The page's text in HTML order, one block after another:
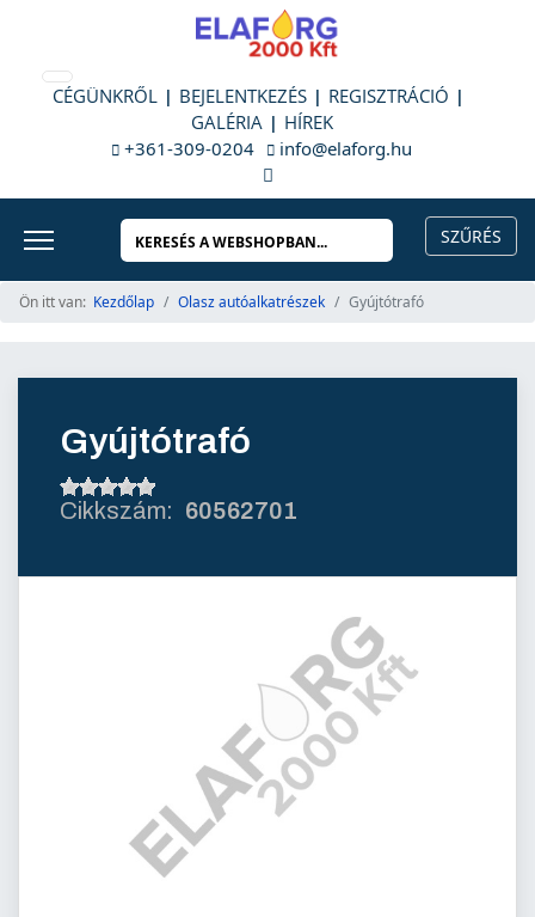
CÉGÜNKRŐL BEJELENTKEZÉS
REGISZTRÁCIÓ
GALÉRIA
HÍREK
+361-309-0204
info@elaforg.hu
Ön itt van: Kezdőlap Olasz autóalkatrészek Gyújtótrafó
Gyújtótrafó
60562701